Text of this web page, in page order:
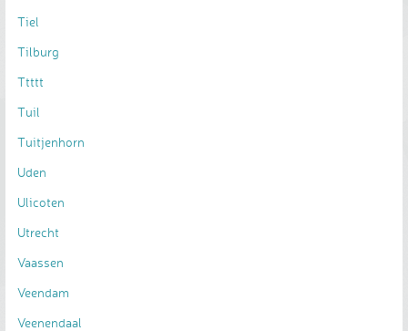
Tiel
Tilburg
Ttttt
Tuil
Tuitjenhorn
Uden
Ulicoten
Utrecht
Vaassen
Veendam
Veenendaal